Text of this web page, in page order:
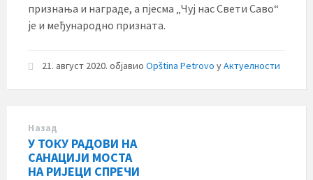
признања и награде, а пјесма „Чуј нас Свети Саво“
је и међународно призната.
21. август 2020. објавио Opština Petrovo уАктуелности
Назад
У ТОКУ РАДОВИ НА
САНАЦИЈИ МОСТА
НА РИЈЕЦИ СПРЕЧИ